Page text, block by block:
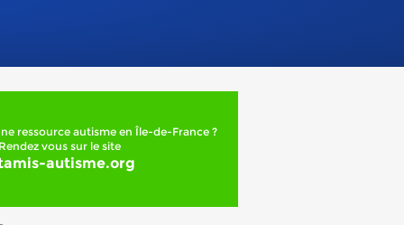
ressource autisme en Île-de-France ?
Rendez vous sur le site
autisme.org